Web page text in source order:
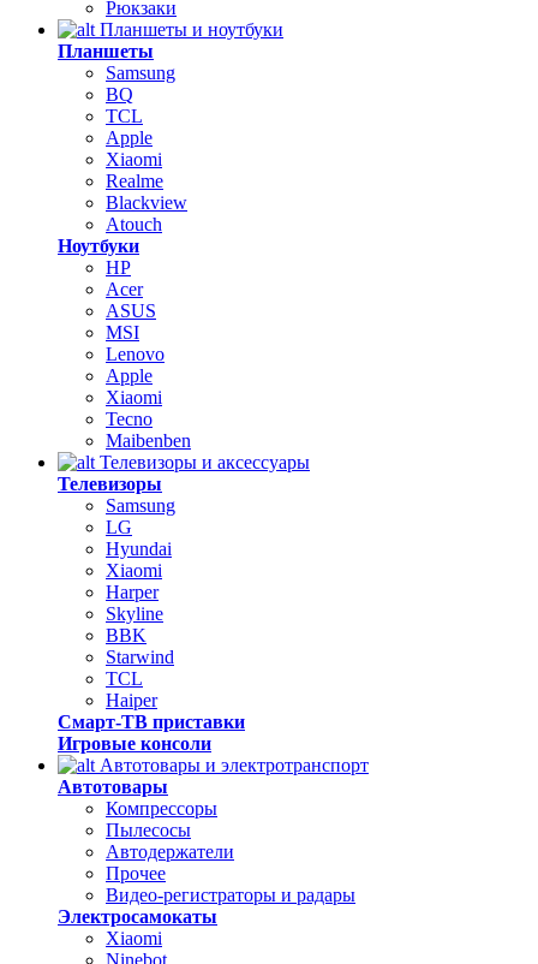
Рюкзаки
Планшеты и ноутбуки
Планшеты
Samsung
BQ
TCL
Apple
Xiaomi
Realme
Blackview
Atouch
Ноутбуки
HP
Acer
ASUS
MSI
Lenovo
Apple
Xiaomi
Tecno
Maibenben
Телевизоры и аксессуары
Телевизоры
Samsung
LG
Hyundai
Xiaomi
Harper
Skyline
BBK
Starwind
TCL
Haiper
Смарт-ТВ приставки
Игровые консоли
Автотовары и электротранспорт
Автотовары
Компрессоры
Пылесосы
Автодержатели
Прочее
Видео-регистраторы и радары
Электросамокаты
Xiaomi